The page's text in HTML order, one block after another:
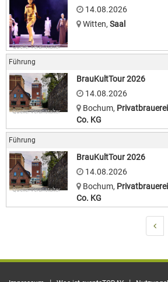
Quelle: Veranstalter
14.08.2026
Witten, Saal
Führung
Quelle: Veranstalter
BrauKultTour 2026
14.08.2026
Bochum,
Co. KG
Führung
Quelle: Veranstalter
BrauKultTour 2026
14.08.2026
Bochum,
Co. KG